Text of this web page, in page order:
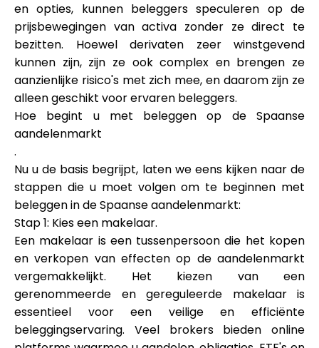
en opties, kunnen beleggers speculeren op de
prijsbewegingen van activa zonder ze direct te
bezitten. Hoewel derivaten zeer winstgevend
kunnen zijn, zijn ze ook complex en brengen ze
aanzienlijke risico's met zich mee, en daarom zijn ze
alleen geschikt voor ervaren beleggers.
Hoe begint u met beleggen op de Spaanse
aandelenmarkt
.
Nu u de basis begrijpt, laten we eens kijken naar de
stappen die u moet volgen om te beginnen met
beleggen in de Spaanse aandelenmarkt:
Stap 1: Kies een makelaar.
Een makelaar is een tussenpersoon die het kopen
en verkopen van effecten op de aandelenmarkt
vergemakkelijkt. Het kiezen van een
gerenommeerde en gereguleerde makelaar is
essentieel voor een veilige en efficiënte
beleggingservaring. Veel brokers bieden online